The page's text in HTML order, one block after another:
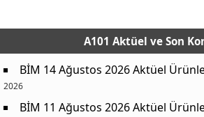
A101 Aktüel ve Son
BİM 14 Ağustos 2026 Aktüel
2026
BİM 11 Ağustos 2026 Aktüel